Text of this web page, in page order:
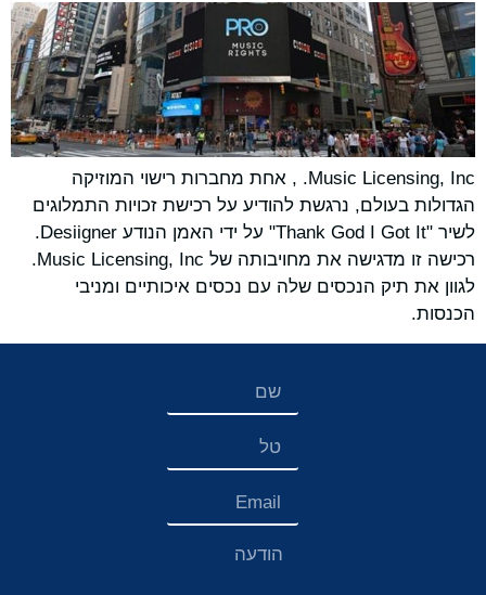
Music Licensing, Inc. , אחת מחברות רישוי המוזיקה
הגדולות בעולם, נרגשת להודיע על רכישת זכויות התמלוגים
לשיר "Thank God I Got It" על ידי האמן הנודע Desiigner.
רכישה זו מדגישה את מחויבותה של Music Licensing, Inc.
לגוון את תיק הנכסים שלה עם נכסים איכותיים ומניבי
הכנסות.